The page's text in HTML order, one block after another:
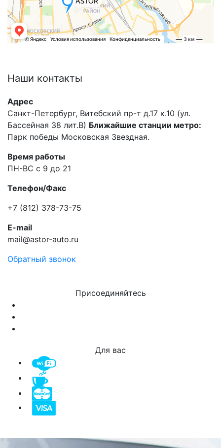
Наши контакты
Адрес
Санкт-Петербург, Витебский пр-т д.17 к.10 (ул.
Бассейная 38 лит.В) Ближайшие станции метро:
Парк победы Московская Звездная.
Время работы
ПН-ВС с 9 до 21
Телефон/Факс
+7 (812) 378-73-75
E-mail
mail@astor-auto.ru
Обратный звонок
Присоединяйтесь
Для вас